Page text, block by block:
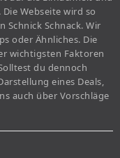
Webseite wird so
Schnack. Wir
oder Ähnliches. Die
wichtigsten Faktoren
du dennoch
eines Deals,
auch über Vorschläge